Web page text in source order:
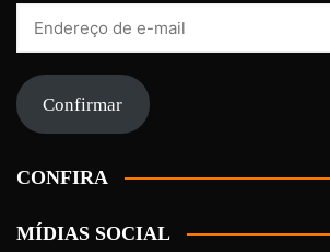
mail Confirmar
CONFIRA
MÍDIAS SOCIAL